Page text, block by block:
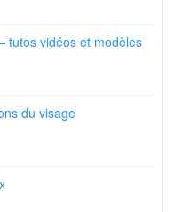
tutos vidéos et modèles
du visage